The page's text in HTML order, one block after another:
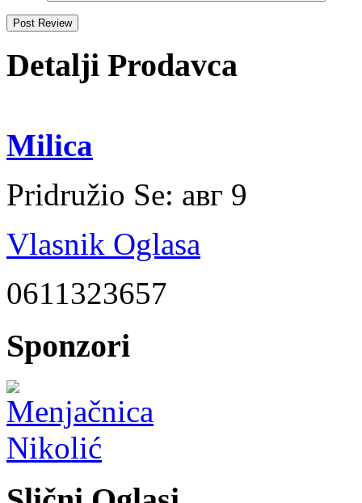
Detalji Prodavca
Milica
Pridružio Se: авг 9
Vlasnik Oglasa
0611323657
Sponzori